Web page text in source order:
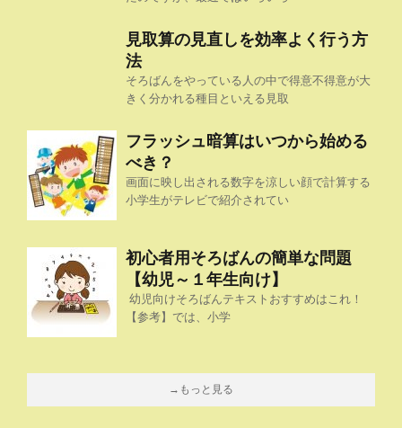
見取算の見直しを効率よく行う方
法
そろばんをやっている人の中で得意不得意が大
きく分かれる種目といえる見取
フラッシュ暗算はいつから始める
べき？
画面に映し出される数字を涼しい顔で計算する
小学生がテレビで紹介されてい
初心者用そろばんの簡単な問題
【幼児～１年生向け】
幼児向けそろばんテキストおすすめはこれ！
【参考】では、小学
→もっと見る